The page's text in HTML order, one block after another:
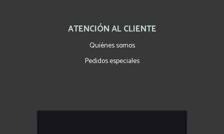
ATENCIÓN AL CLIENTE
Quiénes somos
Pedidos especiales